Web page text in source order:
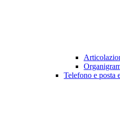
Telefono e posta